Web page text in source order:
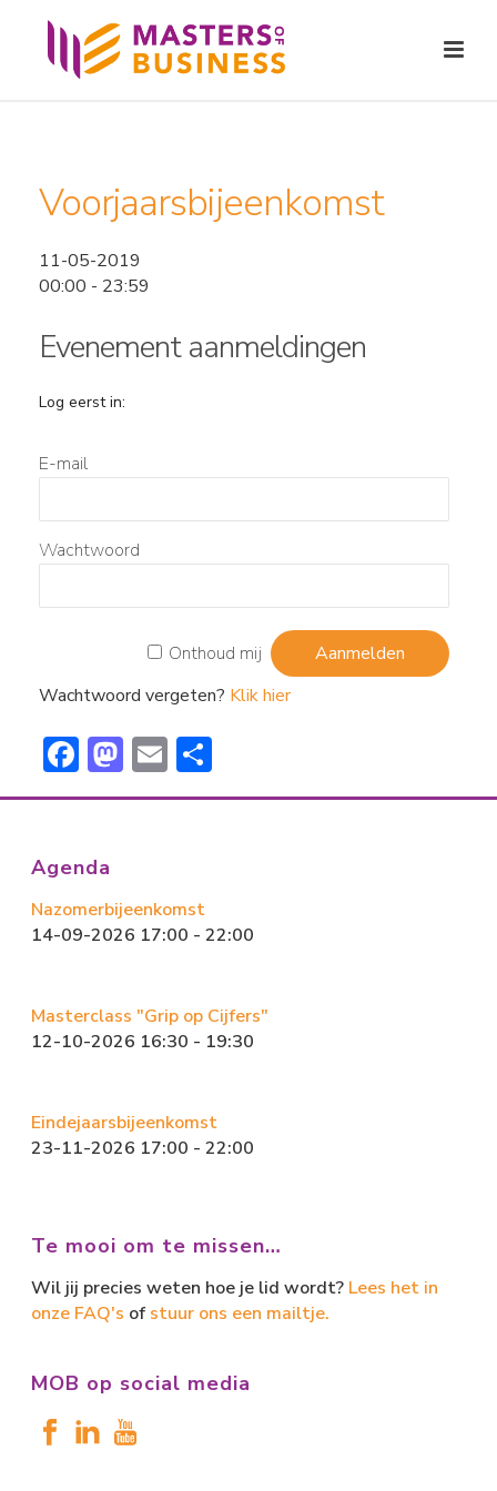
Voorjaarsbijeenkomst
11-05-2019
00:00 - 23:59
Evenement aanmeldingen
Log eerst in:
E-mail
Wachtwoord
Onthoud mij
Wachtwoord vergeten? Klik hier
F
ac
b
o
ok
M
a
d
o
E
m el
Agenda
Nazomerbijeenkomst
14-09-2026 17:00 - 22:00
Masterclass "Grip op Cijfers"
12-10-2026 16:30 - 19:30
Eindejaarsbijeenkomst
23-11-2026 17:00 - 22:00
Te mooi om te missen…
Wil jij precies weten hoe je lid wordt? Lees het in
onze FAQ's of stuur ons een mailtje.
MOB op social media